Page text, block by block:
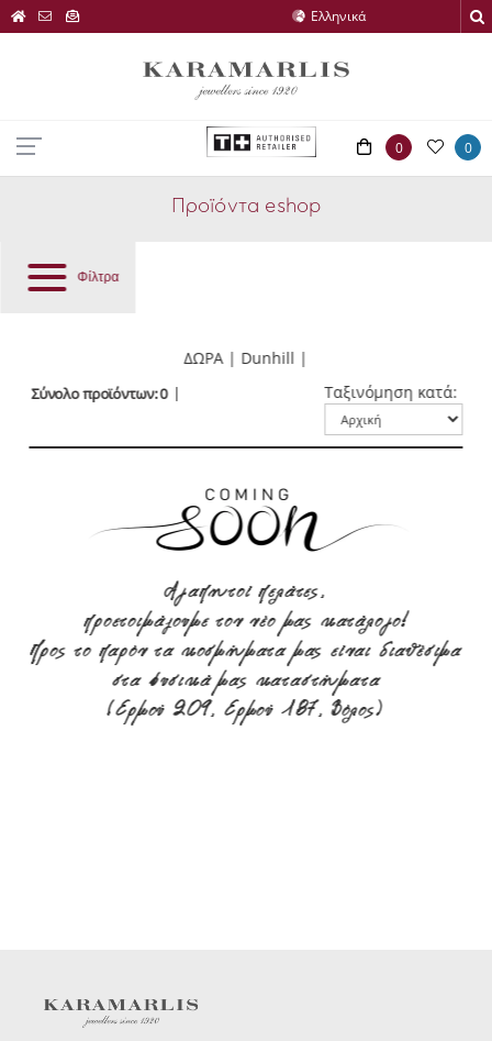
0 0
Προϊόντα eshop
Φίλτρα
ΔΩΡΑ | Dunhill |
Σύνολο προϊόντων: 0 Ταξινόμηση κατά:
Αγαπητοί πελάτες,
προετοιμάζουμε τον νέο μας κατάλογο!
Προς το παρόν τα κοσμήματα μας είναι διαθέσιμα
στα φυσικά μας καταστήματα
(Ερμού 209, Ερμού 187, Βόλος)